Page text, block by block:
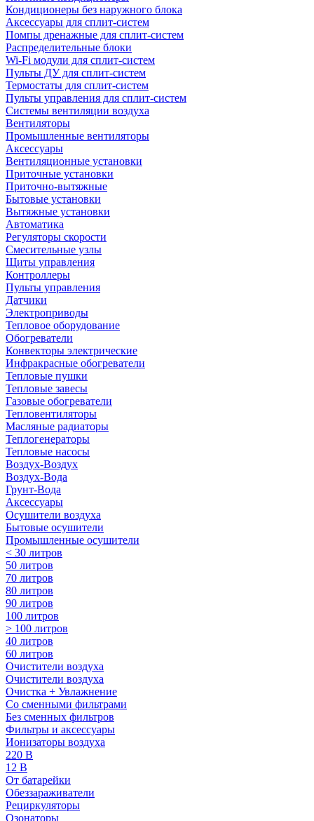
Кондиционеры без наружного блока
Аксессуары для сплит-систем
Помпы дренажные для сплит-систем
Распределительные блоки
Wi-Fi модули для сплит-систем
Пульты ДУ для сплит-систем
Термостаты для сплит-систем
Пульты управления для сплит-систем
Системы вентиляции воздуха
Вентиляторы
Промышленные вентиляторы
Аксессуары
Вентиляционные установки
Приточные установки
Приточно-вытяжные
Бытовые установки
Вытяжные установки
Автоматика
Регуляторы скорости
Смесительные узлы
Щиты управления
Контроллеры
Пульты управления
Датчики
Электроприводы
Тепловое оборудование
Обогреватели
Конвекторы электрические
Инфракрасные обогреватели
Тепловые пушки
Тепловые завесы
Газовые обогреватели
Тепловентиляторы
Масляные радиаторы
Теплогенераторы
Тепловые насосы
Воздух-Воздух
Воздух-Вода
Грунт-Вода
Аксессуары
Осушители воздуха
Бытовые осушители
Промышленные осушители
< 30 литров
50 литров
70 литров
80 литров
90 литров
100 литров
> 100 литров
40 литров
60 литров
Очистители воздуха
Очистители воздуха
Очистка + Увлажнение
Cо сменными фильтрами
Без сменных фильтров
Фильтры и аксессуары
Ионизаторы воздуха
220 В
12 В
От батарейки
Обеззараживатели
Рециркуляторы
Озонаторы